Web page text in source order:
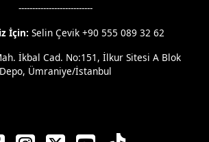
---------------------------
İçin: Selin Çevik +90 555 089 32 62
İkbal Cad. No:151, İlkur Sitesi A Blok
Depo, Ümraniye/İstanbul